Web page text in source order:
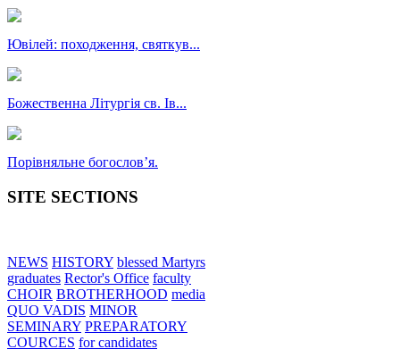
Ювілей: походження, святкув...
Божественна Літургія св. Ів...
Порівняльне богословʼя.
SITE SECTIONS
NEWS HISTORY blessed Martyrs
graduates Rector's Office faculty
CHOIR BROTHERHOOD media
QUO VADIS MINOR
SEMINARY PREPARATORY
COURCES for candidates